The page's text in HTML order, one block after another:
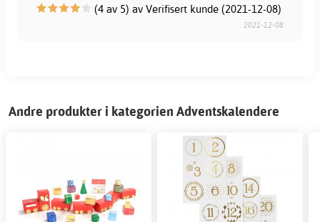
(4 av 5) av Verifisert kunde (2021-12-08)
2021-12-08
Andre produkter i kategorien Adventskalendere